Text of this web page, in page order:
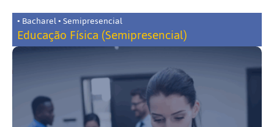
• Bacharel • Semipresencial
Educação Física (Semipresencial)